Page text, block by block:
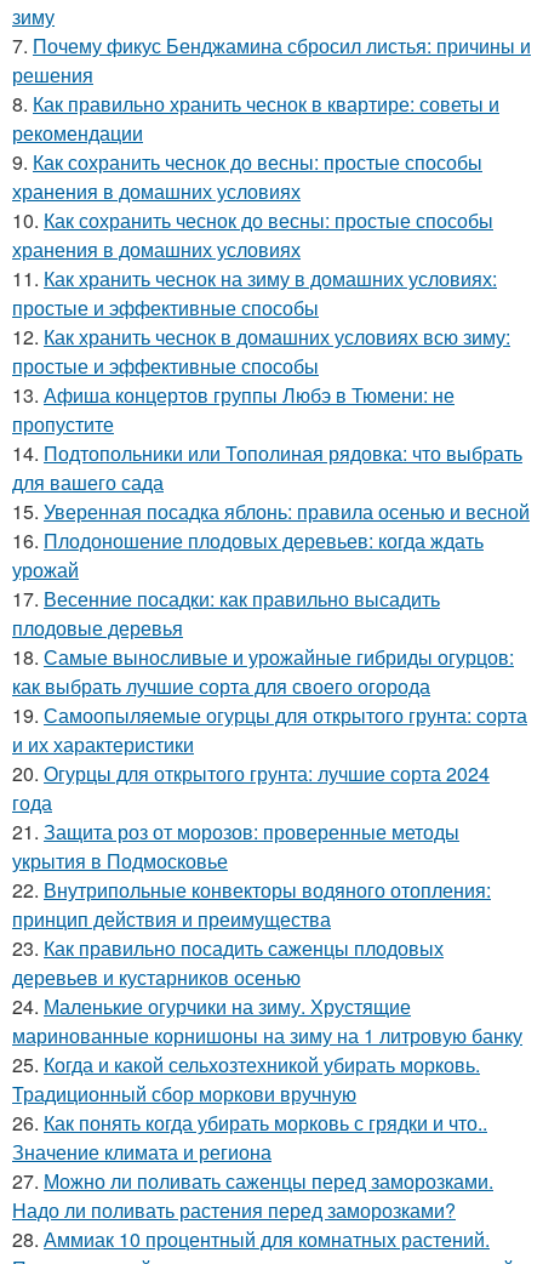
зиму
7. Почему фикус Бенджамина сбросил листья: причины и
решения
8. Как правильно хранить чеснок в квартире: советы и
рекомендации
9. Как сохранить чеснок до весны: простые способы
хранения в домашних условиях
10. Как сохранить чеснок до весны: простые способы
хранения в домашних условиях
11. Как хранить чеснок на зиму в домашних условиях:
простые и эффективные способы
12. Как хранить чеснок в домашних условиях всю зиму:
простые и эффективные способы
13. Афиша концертов группы Любэ в Тюмени: не
пропустите
14. Подтопольники или Тополиная рядовка: что выбрать
для вашего сада
15. Уверенная посадка яблонь: правила осенью и весной
16. Плодоношение плодовых деревьев: когда ждать
урожай
17. Весенние посадки: как правильно высадить
плодовые деревья
18. Самые выносливые и урожайные гибриды огурцов:
как выбрать лучшие сорта для своего огорода
19. Самоопыляемые огурцы для открытого грунта: сорта
и их характеристики
20. Огурцы для открытого грунта: лучшие сорта 2024
года
21. Защита роз от морозов: проверенные методы
укрытия в Подмосковье
22. Внутрипольные конвекторы водяного отопления:
принцип действия и преимущества
23. Как правильно посадить саженцы плодовых
деревьев и кустарников осенью
24. Маленькие огурчики на зиму. Хрустящие
маринованные корнишоны на зиму на 1 литровую банку
25. Когда и какой сельхозтехникой убирать морковь.
Традиционный сбор моркови вручную
26. Как понять когда убирать морковь с грядки и что..
Значение климата и региона
27. Можно ли поливать саженцы перед заморозками.
Надо ли поливать растения перед заморозками?
28. Аммиак 10 процентный для комнатных растений.